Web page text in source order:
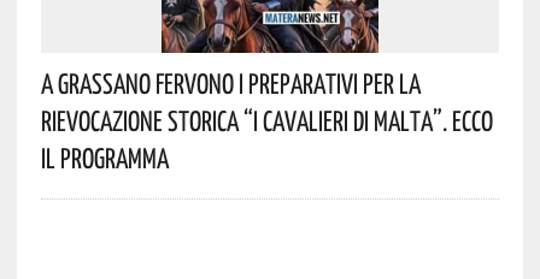
A Grassano Fervono I Preparativi Per La
Rievocazione Storica “I CAVALIERI DI MALTA”. Ecco
Il Programma